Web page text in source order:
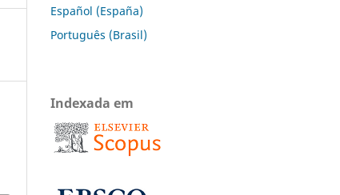
Español (España)
Português (Brasil)
Indexada em